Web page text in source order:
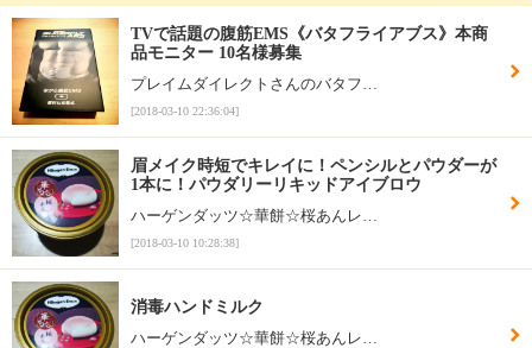
TVで話題の腹筋EMS《バタフライアブス》本商
品モニター 10名様募集
プレイムダイレクトさんのバタフ…
[2018-03-10 22:36:04]
眉メイク時短でキレイに！ペンシルとパウダーが
1本に！パウダリーリキッドアイブロウ
ハーゲンダッツ☆華餅☆桜あんレ…
[2018-03-10 10:28:38]
消毒ハンドミルク
ハーゲンダッツ☆華餅☆桜あんレ…